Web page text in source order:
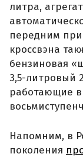
литра,
передним
кроссвэна
бензиновая
3,5-литровый
работающие
Напомним, в
поколения